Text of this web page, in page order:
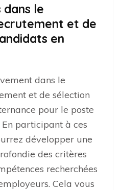
dans le
et de
en
dans le
et de sélection
pour le poste
participant à ces
développer une
des critères
recherchées
Cela vous